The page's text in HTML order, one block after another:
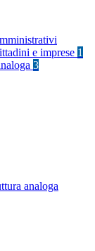
e imprese 1
3
analoga